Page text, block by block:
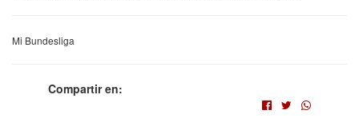
Mi Bundesliga
Compartir en: